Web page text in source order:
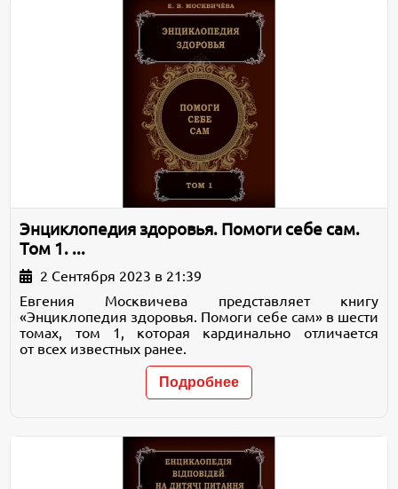
Энциклопедия здоровья. Помоги себе сам.
Том 1. ...
2 Сентября 2023 в 21:39
Евгения Москвичева представляет книгу
«Энциклопедия здоровья. Помоги себе сам» в шести
томах, том 1, которая кардинально отличается
от всех известных ранее.
Подробнее